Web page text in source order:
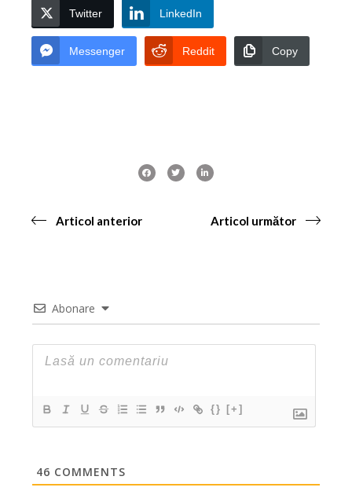
Twitter LinkedIn
Messenger Reddit Copy
Articol anterior Articol următor
Abonare
{} [+]
46 COMMENTS